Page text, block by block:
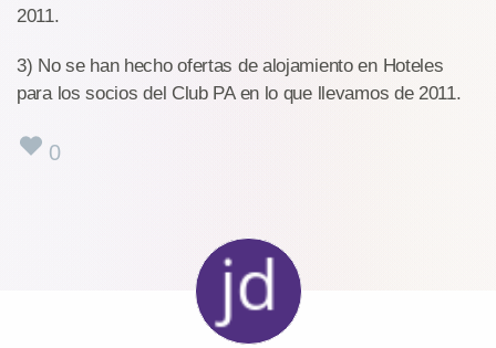
2011.
3) No se han hecho ofertas de alojamiento en Hoteles
para los socios del Club PA en lo que llevamos de 2011.
0